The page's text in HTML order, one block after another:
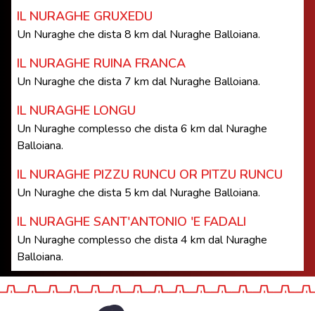
IL NURAGHE GRUXEDU
Un Nuraghe che dista 8 km dal Nuraghe Balloiana.
IL NURAGHE RUINA FRANCA
Un Nuraghe che dista 7 km dal Nuraghe Balloiana.
IL NURAGHE LONGU
Un Nuraghe complesso che dista 6 km dal Nuraghe
Balloiana.
IL NURAGHE PIZZU RUNCU OR PITZU RUNCU
Un Nuraghe che dista 5 km dal Nuraghe Balloiana.
IL NURAGHE SANT'ANTONIO 'E FADALI
Un Nuraghe complesso che dista 4 km dal Nuraghe
Balloiana.